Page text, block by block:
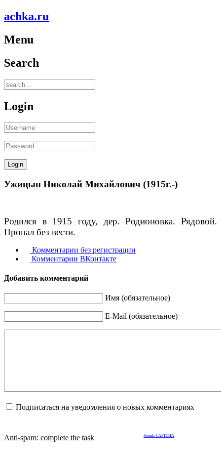
achka.ru
Menu
Search
Login
Ужицын Николай Михайлович (1915г.-)
Родился в 1915 году, дер. Родионовка. Рядовой.
Пропал без вести.
Комментарии без регистрации
Комментарии ВКонтакте
Добавить комментарий
Имя (обязательное)
E-Mail (обязательное)
Подписаться на уведомления о новых комментариях
Anti-spam: complete the task Joomla CAPTCHA